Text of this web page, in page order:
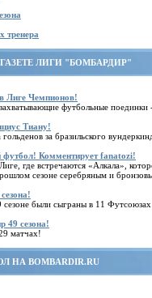
тренера
ЛИГИ "БОМБАРДИР"
Лиге Чемпионов!
футбольные
Тиану!
за бразильского
футбол! Комментирует fanatozi!
где встречаются «Алкала»,
сезоне серебряным и
сезоне были сыграны в 11
49 сезона!
матчах!
НА BOMBARDIR.RU